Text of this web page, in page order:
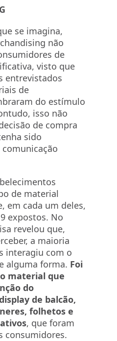
se imagina,
não
de
visto que
entrevistados
de
do estímulo
isso não
de compra
sido
de material
em cada um deles,
expostos. No
revelou que,
a maioria
interagiu com o
alguma forma. Foi
material que
do
de balcão,
folhetos e
, que foram
consumidores.